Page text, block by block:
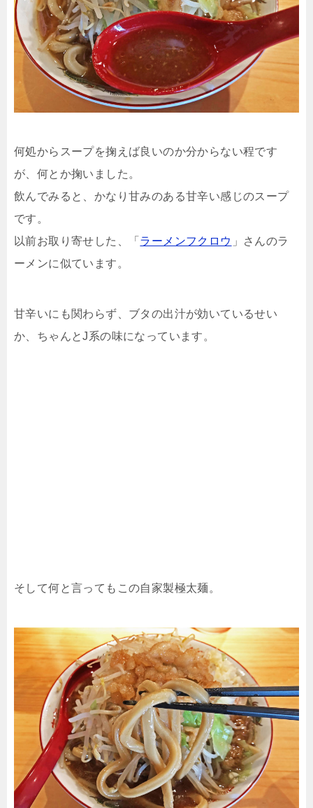
何処からスープを掬えば良いのか分からない程です
が、何とか掬いました。
飲んでみると、かなり甘みのある甘辛い感じのスープ
です。
以前お取り寄せした、「 ラーメンフクロウ 」さんのラ
ーメンに似ています。
甘辛いにも関わらず、ブタの出汁が効いているせい
か、ちゃんとJ系の味になっています。
そして何と言ってもこの自家製極太麺。